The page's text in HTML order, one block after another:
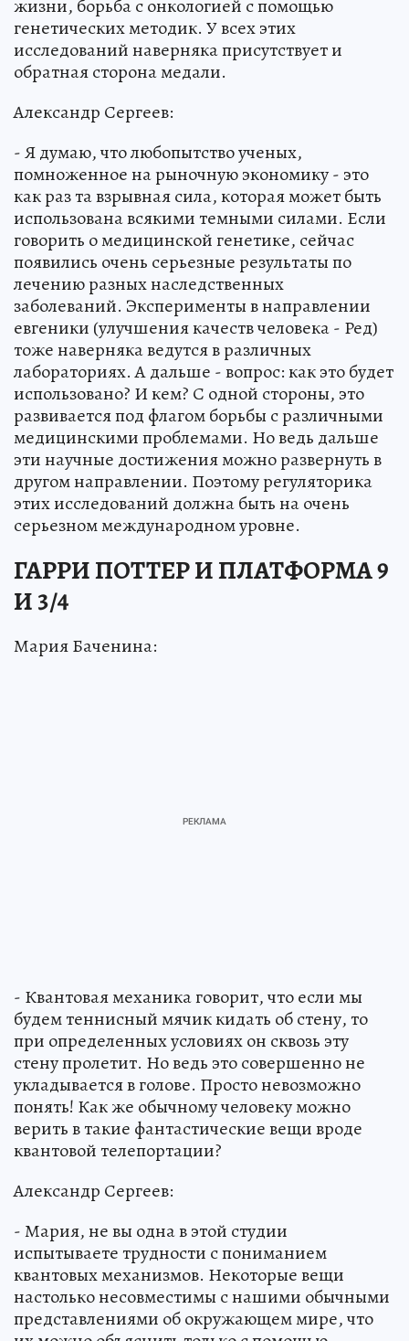
жизни, борьба с онкологией с помощью
генетических методик. У всех этих
исследований наверняка присутствует и
обратная сторона медали.
Александр Сергеев:
- Я думаю, что любопытство ученых,
помноженное на рыночную экономику - это
как раз та взрывная сила, которая может быть
использована всякими темными силами. Если
говорить о медицинской генетике, сейчас
появились очень серьезные результаты по
лечению разных наследственных
заболеваний. Эксперименты в направлении
евгеники (улучшения качеств человека - Ред)
тоже наверняка ведутся в различных
лабораториях. А дальше - вопрос: как это будет
использовано? И кем? С одной стороны, это
развивается под флагом борьбы с различными
медицинскими проблемами. Но ведь дальше
эти научные достижения можно развернуть в
другом направлении. Поэтому регуляторика
этих исследований должна быть на очень
серьезном международном уровне.
ГАРРИ ПОТТЕР И ПЛАТФОРМА 9
И 3/4
Мария Баченина:
- Квантовая механика говорит, что если мы
будем теннисный мячик кидать об стену, то
при определенных условиях он сквозь эту
стену пролетит. Но ведь это совершенно не
укладывается в голове. Просто невозможно
понять! Как же обычному человеку можно
верить в такие фантастические вещи вроде
квантовой телепортации?
Александр Сергеев:
- Мария, не вы одна в этой студии
испытываете трудности с пониманием
квантовых механизмов. Некоторые вещи
настолько несовместимы с нашими обычными
представлениями об окружающем мире, что